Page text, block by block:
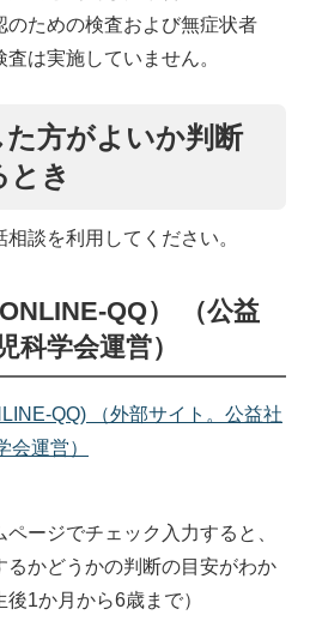
のための検査および無症状者
査は実施していません。
方がよいか判断
とき
談を利用してください。
QQ） （公益
科学会運営）
QQ) （外部サイト。公益社
会運営）
ージでチェック入力すると、
るかどうかの判断の目安がわか
1か月から6歳まで）